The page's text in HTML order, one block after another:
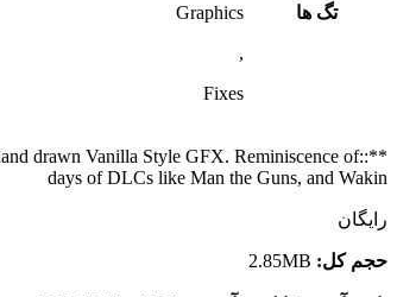
تگ ها
Graphics
,
Fixes
drawn Vanilla Style GFX. Reminiscence of
days of DLCs like Man the Guns, and Wakin
رایگان
حجم کل: 2.85MB